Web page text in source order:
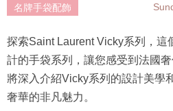
名牌手袋配飾
探索Saint Laurent Vicky系列，這
計的手袋系列，讓您感受到法國
將深入介紹Vicky系列的設計美學
奢華的非凡魅力。